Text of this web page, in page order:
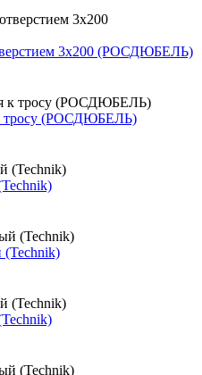
3х200 (РОСДЮБЕЛЬ)
к тросу (РОСДЮБЕЛЬ)
(Technik)